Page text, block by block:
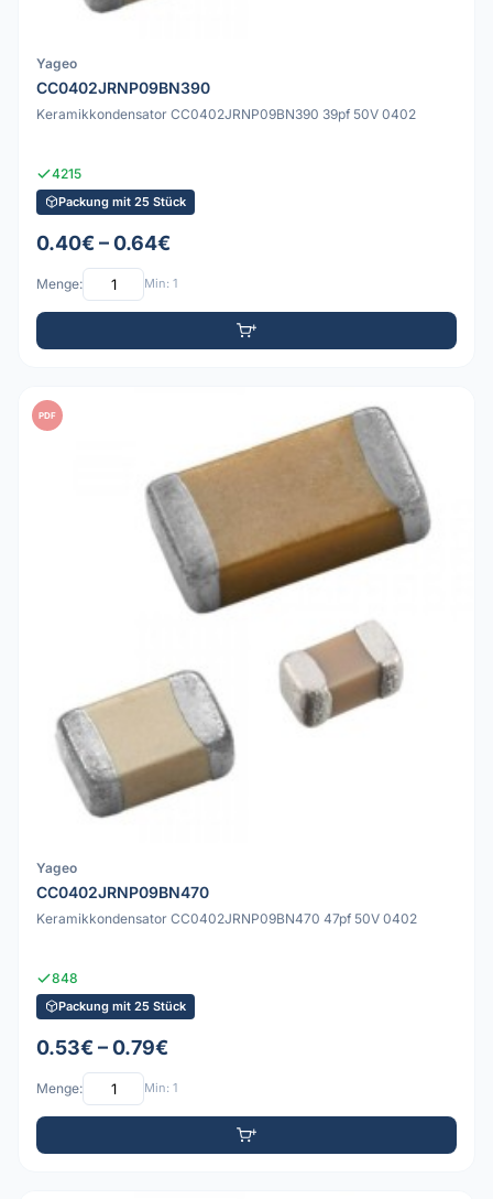
Yageo
CC0402JRNP09BN390
Keramikkondensator CC0402JRNP09BN390 39pf 50V 0402
4215
Packung mit 25 Stück
0.40€ – 0.64€
Menge: Min: 1
PDF
Yageo
CC0402JRNP09BN470
Keramikkondensator CC0402JRNP09BN470 47pf 50V 0402
848
Packung mit 25 Stück
0.53€ – 0.79€
Menge: Min: 1